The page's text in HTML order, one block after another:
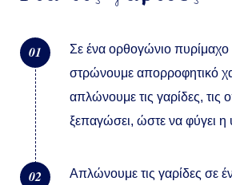
01
Σε ένα ορθογώνιο πυρίμαχο
στρώνουμε απορροφητικό
απλώνουμε τις γαρίδες, τις
ξεπαγώσει, ώστε να φύγει η
02
Απλώνουμε τις γαρίδες σε